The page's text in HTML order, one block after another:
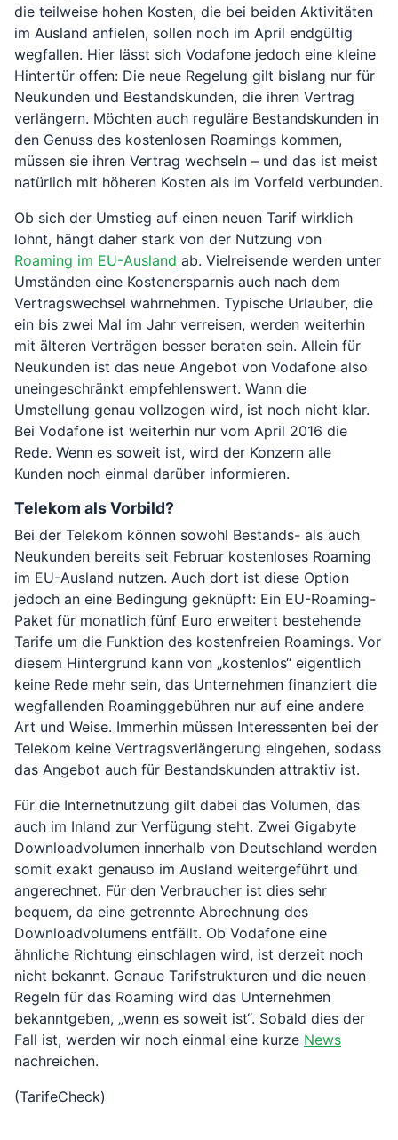
die teilweise hohen Kosten, die bei beiden Aktivitäten
im Ausland anfielen, sollen noch im April endgültig
wegfallen. Hier lässt sich Vodafone jedoch eine kleine
Hintertür offen: Die neue Regelung gilt bislang nur für
Neukunden und Bestandskunden, die ihren Vertrag
verlängern. Möchten auch reguläre Bestandskunden in
den Genuss des kostenlosen Roamings kommen,
müssen sie ihren Vertrag wechseln – und das ist meist
natürlich mit höheren Kosten als im Vorfeld verbunden.
Ob sich der Umstieg auf einen neuen Tarif wirklich
lohnt, hängt daher stark von der Nutzung von
Roaming im EU-Ausland ab. Vielreisende werden unter
Umständen eine Kostenersparnis auch nach dem
Vertragswechsel wahrnehmen. Typische Urlauber, die
ein bis zwei Mal im Jahr verreisen, werden weiterhin
mit älteren Verträgen besser beraten sein. Allein für
Neukunden ist das neue Angebot von Vodafone also
uneingeschränkt empfehlenswert. Wann die
Umstellung genau vollzogen wird, ist noch nicht klar.
Bei Vodafone ist weiterhin nur vom April 2016 die
Rede. Wenn es soweit ist, wird der Konzern alle
Kunden noch einmal darüber informieren.
Telekom als Vorbild?
Bei der Telekom können sowohl Bestands- als auch
Neukunden bereits seit Februar kostenloses Roaming
im EU-Ausland nutzen. Auch dort ist diese Option
jedoch an eine Bedingung geknüpft: Ein EU-Roaming-
Paket für monatlich fünf Euro erweitert bestehende
Tarife um die Funktion des kostenfreien Roamings. Vor
diesem Hintergrund kann von „kostenlos“ eigentlich
keine Rede mehr sein, das Unternehmen finanziert die
wegfallenden Roaminggebühren nur auf eine andere
Art und Weise. Immerhin müssen Interessenten bei der
Telekom keine Vertragsverlängerung eingehen, sodass
das Angebot auch für Bestandskunden attraktiv ist.
Für die Internetnutzung gilt dabei das Volumen, das
auch im Inland zur Verfügung steht. Zwei Gigabyte
Downloadvolumen innerhalb von Deutschland werden
somit exakt genauso im Ausland weitergeführt und
angerechnet. Für den Verbraucher ist dies sehr
bequem, da eine getrennte Abrechnung des
Downloadvolumens entfällt. Ob Vodafone eine
ähnliche Richtung einschlagen wird, ist derzeit noch
nicht bekannt. Genaue Tarifstrukturen und die neuen
Regeln für das Roaming wird das Unternehmen
bekanntgeben, „wenn es soweit ist“. Sobald dies der
Fall ist, werden wir noch einmal eine kurze News
nachreichen.
(TarifeCheck)